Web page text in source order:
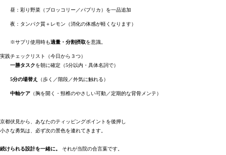
昼：彩り野菜（ブロッコリー／パプリカ）を一品追加
夜：タンパク質＋レモン（消化の体感が軽くなります）
※サプリ使用時も適量・分割摂取を意識。
実践チェックリスト（今日から３つ）
一勝タスクを朝に確定（5分以内・具体名詞で）
5分の場替え （歩く／階段／外気に触れる）
中軸ケア （胸を開く・頸椎のやさしい可動／定期的な背骨メンテ）
京都伏見から、あなたのティッピングポイントを後押し
小さな勇気は、必ず次の景色を連れてきます。
続けられる設計を一緒に。 それが当院の合言葉です。